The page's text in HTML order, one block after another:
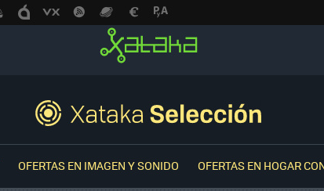
OFERTAS EN IMAGEN Y SONIDO OFERTAS EN HOGAR